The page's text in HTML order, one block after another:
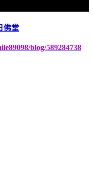
佛堂
blog/589284738